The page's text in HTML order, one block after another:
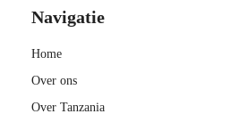
Navigatie
Home
Over ons
Over Tanzania